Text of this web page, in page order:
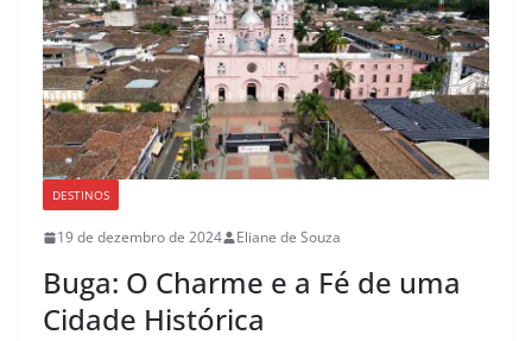
DESTINOS
19 de dezembro de 2024 Eliane de Souza
Buga: O Charme e a Fé de uma
Cidade Histórica